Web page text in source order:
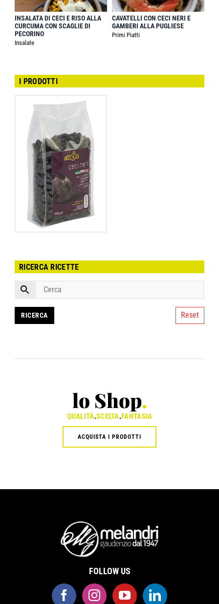
INSALATA DI CECI E RISO ALLA
CURCUMA CON SCAGLIE DI
PECORINO
Insalate
CAVATELLI CON CECI NERI E
GAMBERI ALLA PUGLIESE
Primi Piatti
I PRODOTTI
RICERCA RICETTE
Reset
lo Shop.
QUALITÀ.SCELTA.FANTASIA
ACQUISTA I PRODOTTI
FOLLOW US